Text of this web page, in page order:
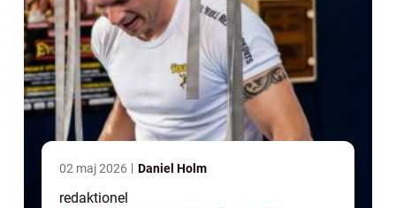
02 maj 2026 Daniel Holm
redaktionel